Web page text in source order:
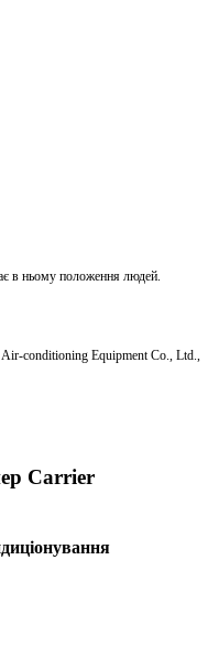
в ньому положення людей.
conditioning Equipment Co., Ltd.,
Carrier